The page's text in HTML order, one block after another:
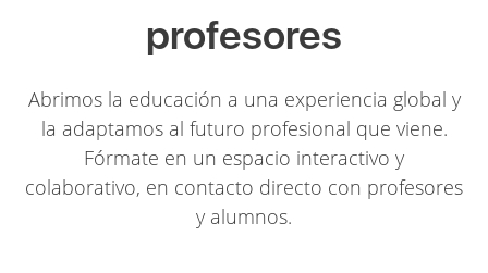
profesores
Abrimos la educación a una experiencia global y
la adaptamos al futuro profesional que viene.
Fórmate en un espacio interactivo y
colaborativo, en contacto directo con profesores
y alumnos.